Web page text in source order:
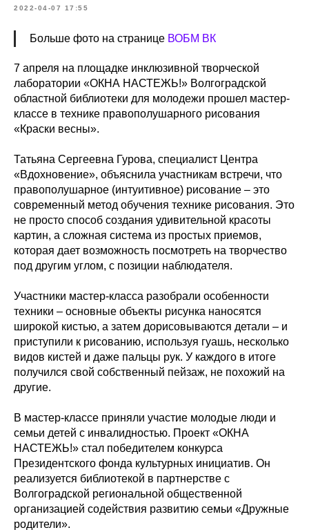
2022-04-07 17:55
Больше фото на странице ВОБМ ВК
7 апреля на площадке инклюзивной творческой
лаборатории «ОКНА НАСТЕЖЬ!» Волгоградской
областной библиотеки для молодежи прошел мастер-
классе в технике правополушарного рисования
«Краски весны».
Татьяна Сергеевна Гурова, специалист Центра
«Вдохновение», объяснила участникам встречи, что
правополушарное (интуитивное) рисование – это
современный метод обучения технике рисования. Это
не просто способ создания удивительной красоты
картин, а сложная система из простых приемов,
которая дает возможность посмотреть на творчество
под другим углом, с позиции наблюдателя.
Участники мастер-класса разобрали особенности
техники – основные объекты рисунка наносятся
широкой кистью, а затем дорисовываются детали – и
приступили к рисованию, используя гуашь, несколько
видов кистей и даже пальцы рук. У каждого в итоге
получился свой собственный пейзаж, не похожий на
другие.
В мастер-классе приняли участие молодые люди и
семьи детей с инвалидностью. Проект «ОКНА
НАСТЕЖЬ!» стал победителем конкурса
Президентского фонда культурных инициатив. Он
реализуется библиотекой в партнерстве с
Волгоградской региональной общественной
организацией содействия развитию семьи «Дружные
родители».